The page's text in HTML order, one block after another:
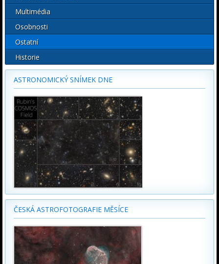
Multimédia
Osobnosti
Ostatní
Historie
ASTRONOMICKÝ SNÍMEK DNE
ČESKÁ ASTROFOTOGRAFIE MĚSÍCE